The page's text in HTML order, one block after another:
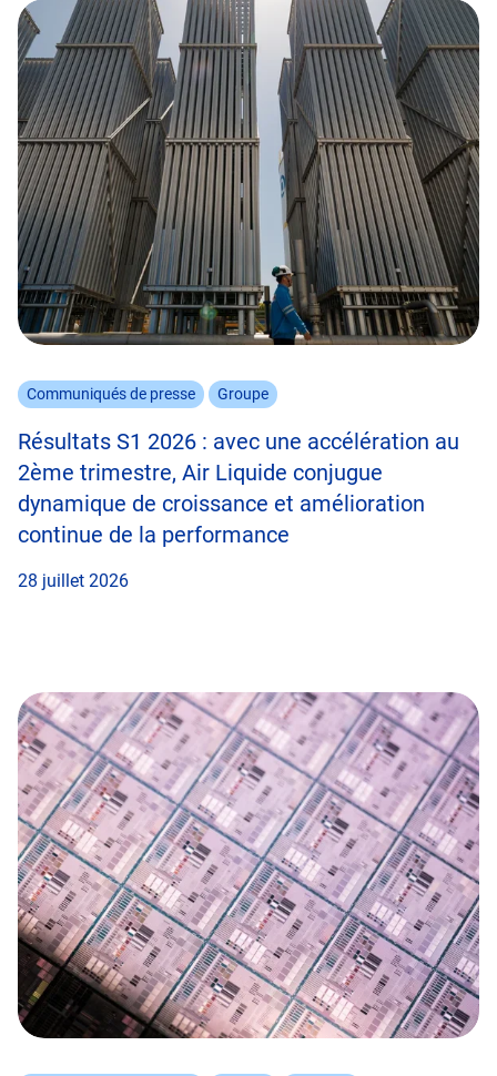
Communiqués de presse Groupe
Résultats S1 2026 : avec une accélération au
2ème trimestre, Air Liquide conjugue
dynamique de croissance et amélioration
continue de la performance
28 juillet 2026